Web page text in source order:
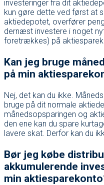
investeringer fra dit
kun gøre dette ved først at
aktiedepotet, overfører
dernæst investere i noget
foretrækkes) på
Kan jeg bruge
på min
Nej, det kan du ikke.
bruge på dit normale
månedsopsparingen og
den ene kan du spare
lavere skat. Derfor kan du
Bør jeg købe
akkumulerende
min